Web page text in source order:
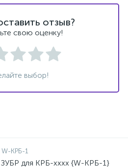
отзыв?
свою оценку!
выбор!
W-КРБ-1
для КРБ-хххх {W-КРБ-1}